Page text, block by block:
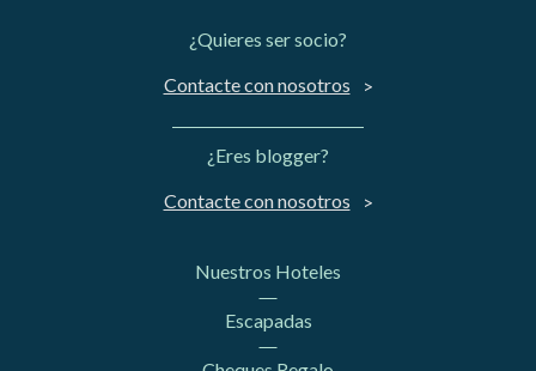
¿Quieres ser socio?
Contacte con nosotros
¿Eres blogger?
Contacte con nosotros
Nuestros Hoteles
Escapadas